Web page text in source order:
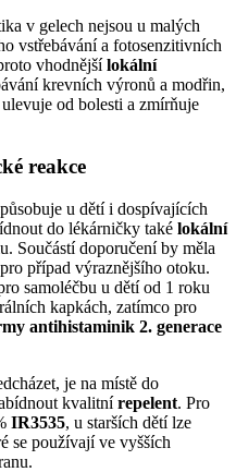
v gelech nejsou u malých
vstřebávání a fotosenzitivních
vhodnějšílokální
krevních výronů a modřin,
od bolesti a zmírňuje
reakce
u dětí i dospívajících
do lékárničky také lokální
Součástí doporučení by měla
případ výraznějšího otoku.
samoléčbu u dětí od 1 roku
kapkách, zatímco pro
antihistaminik 2. generace
je na místě do
kvalitnírepelent. Pro
IR3535, u starších dětí lze
se používají ve vyšších